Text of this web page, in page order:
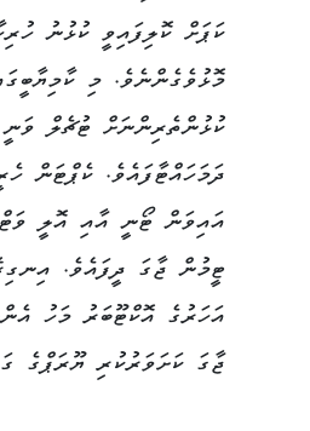
ކަޕަށް ކޮލިފައިވީ ކުޅުނު
މޮޅުވެގެންނެވެ. މި
ކުޅުންތެރިންނަށް ޓުޗެލް
ދަމަހައްޓާފައެވެ. ކެޕްޓަން
އައިވަން ޓޯނީ އާއި އޮލީ
އަހަރުގެ އޮކްޓޫބަރު މަހު
ޖާގަ ކަށަވަރުކުރި ޔޫރަޕްގެ